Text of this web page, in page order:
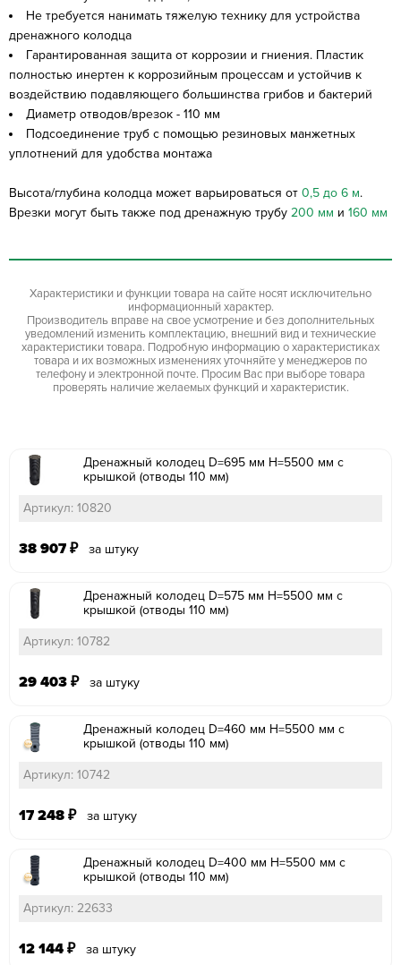
Не требуется нанимать тяжелую технику для устройства
дренажного колодца
Гарантированная защита от коррозии и гниения. Пластик
полностью инертен к коррозийным процессам и устойчив к
воздействию подавляющего большинства грибов и бактерий
Диаметр отводов/врезок - 110 мм
Подсоединение труб с помощью резиновых манжетных
уплотнений для удобства монтажа
Высота/глубина колодца может варьироваться от 0,5 до 6 м.
Врезки могут быть также под дренажную трубу 200 мм и 160 мм
Характеристики и функции товара на сайте носят исключительно
информационный характер.
Производитель вправе на свое усмотрение и без дополнительных
уведомлений изменить комплектацию, внешний вид и технические
характеристики товара. Подробную информацию о характеристиках
товара и их возможных изменениях уточняйте у менеджеров по
телефону и электронной почте. Просим Вас при выборе товара
проверять наличие желаемых функций и характеристик.
Дренажный колодец D=695 мм H=5500 мм с
крышкой (отводы 110 мм)
Артикул: 10820
38 907 ₽ за штуку
Дренажный колодец D=575 мм H=5500 мм с
крышкой (отводы 110 мм)
Артикул: 10782
29 403 ₽ за штуку
Дренажный колодец D=460 мм H=5500 мм с
крышкой (отводы 110 мм)
Артикул: 10742
17 248 ₽ за штуку
Дренажный колодец D=400 мм H=5500 мм с
крышкой (отводы 110 мм)
Артикул: 22633
12 144 ₽ за штуку